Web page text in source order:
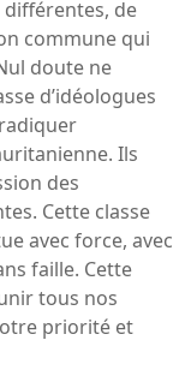
différentes, de
commune qui
doute ne
d’idéologues
Ils
des
Cette classe
avec force, avec
faille. Cette
tous nos
priorité et